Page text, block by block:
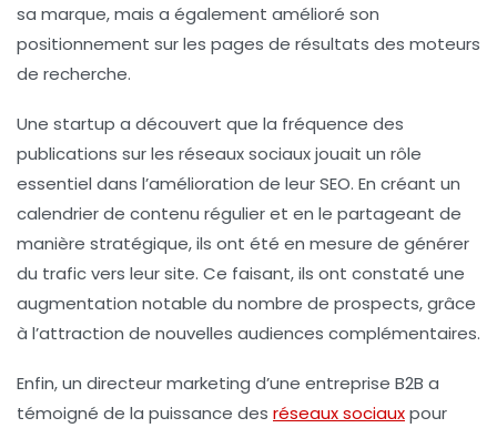
sa marque, mais a également amélioré son
positionnement sur les pages de résultats des moteurs
de recherche.
Une startup a découvert que la fréquence des
publications sur les réseaux sociaux jouait un rôle
essentiel dans l’amélioration de leurSEO. En créant un
calendrier de contenu régulier et en le partageant de
manière stratégique, ils ont été en mesure de générer
du trafic vers leur site. Ce faisant, ils ont constaté une
augmentation notable du nombre de prospects, grâce
à l’attraction de nouvelles audiences complémentaires.
Enfin, un directeur marketing d’une entreprise B2B a
témoigné de la puissance des réseaux sociauxpour